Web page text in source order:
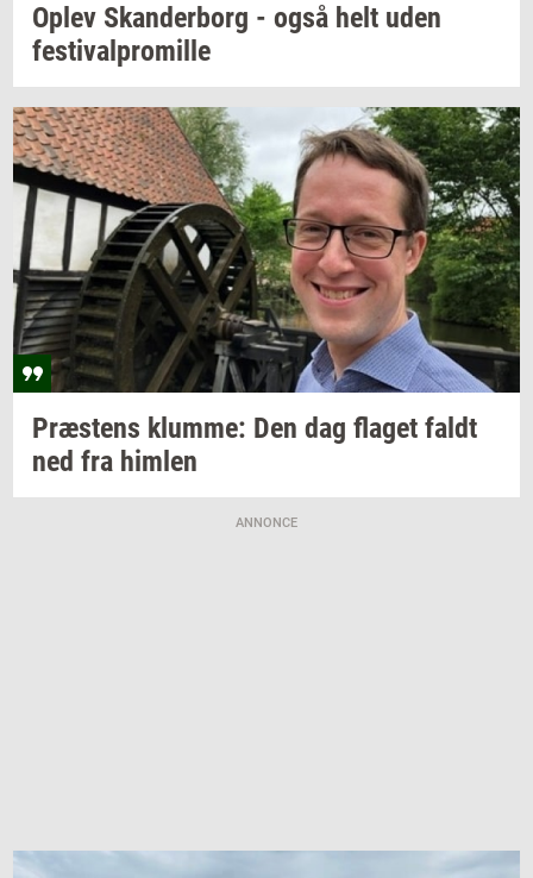
Oplev Skan­der­borg - også helt uden
festi­val­pro­mil­le
Præ­stens klum­me: Den dag fla­get faldt
ned fra him­len
ANNONCE